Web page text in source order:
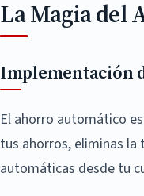
La Magia del
Implementación
El ahorro automático
tus ahorros, eliminas
automáticas desde tu